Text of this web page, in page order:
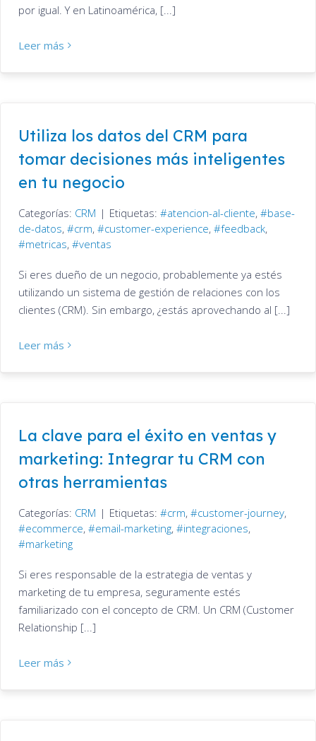
por igual. Y en Latinoamérica, [...]
Leer más
Utiliza los datos del CRM para
tomar decisiones más inteligentes
en tu negocio
Categorías: CRM | Etiquetas: atencion-al-cliente,
base-
de-datos, crm, customer-experience, feedback,
metricas, ventas
Si eres dueño de un negocio, probablemente ya estés
utilizando un sistema de gestión de relaciones con los
clientes (CRM). Sin embargo, ¿estás aprovechando al [...]
Leer más
La clave para el éxito en ventas y
marketing: Integrar tu CRM con
otras herramientas
Categorías: CRM | Etiquetas: crm, customer-journey,
ecommerce, email-marketing, integraciones,
marketing
Si eres responsable de la estrategia de ventas y
marketing de tu empresa, seguramente estés
familiarizado con el concepto de CRM. Un CRM (Customer
Relationship [...]
Leer más